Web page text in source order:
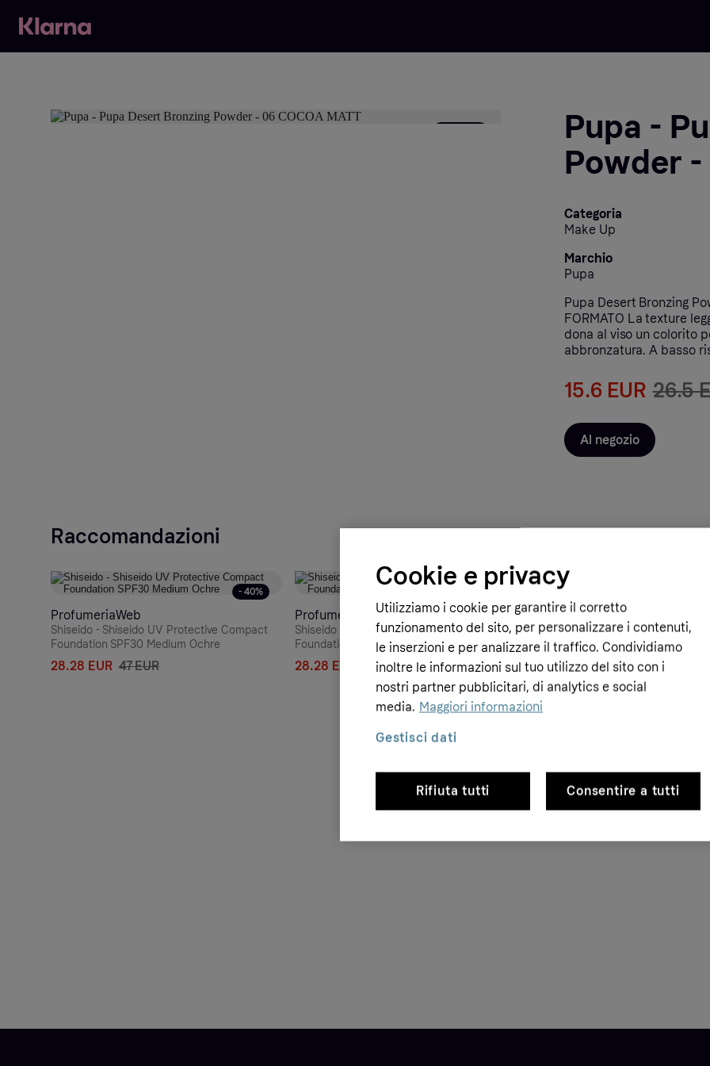
Pupa -
Powder -
Categoria
Make Up
Marchio
Pupa
Pupa Desert Bronzing
FORMATO La texture
dona al viso un colorito
abbronzatura. A basso
15.6 EUR 26.5
Al negozio
Raccomandazioni
- 40%
ProfumeriaWeb
Shiseido - Shiseido UV Protective Compact
Foundation SPF30 Medium Ochre
28.28 EUR 47 EUR
- 40%
ProfumeriaWeb
Shiseido - Shiseido UV Protective Compact
Foundation SPF30 Dark Ivory
28.28 EUR 47 EUR
ProfumeriaWeb
Shiseido - Shiseido Tanning
Foundation - Fondotinta Compatto
Abbronzante SPF10 Bronze
28.28 EUR 47 EUR
Cookie e privacy
Utilizziamo i cookie per garantire il corretto
funzionamento del sito, per personalizzare i contenuti,
le inserzioni e per analizzare il traffico. Condividiamo
inoltre le informazioni sul tuo utilizzo del sito con i
nostri partner pubblicitari, di analytics e social
media. Maggiori informazioni
Rifiuta tutti Consentire a tutti
Gestisci dati